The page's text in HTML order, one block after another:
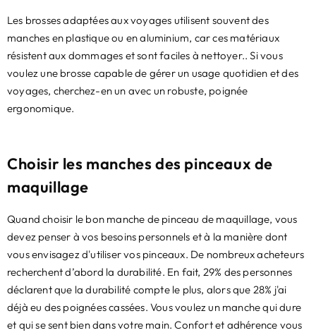
Les brosses adaptées aux voyages utilisent souvent des
manches en plastique ou en aluminium, car ces matériaux
résistent aux dommages et sont faciles à nettoyer.. Si vous
voulez une brosse capable de gérer un usage quotidien et des
voyages, cherchez-en un avec un robuste, poignée
ergonomique.
Choisir les manches des pinceaux de
maquillage
Quand choisir le bon manche de pinceau de maquillage, vous
devez penser à vos besoins personnels et à la manière dont
vous envisagez d'utiliser vos pinceaux. De nombreux acheteurs
recherchent d’abord la durabilité. En fait, 29% des personnes
déclarent que la durabilité compte le plus, alors que 28% j'ai
déjà eu des poignées cassées. Vous voulez un manche qui dure
et qui se sent bien dans votre main. Confort et adhérence vous